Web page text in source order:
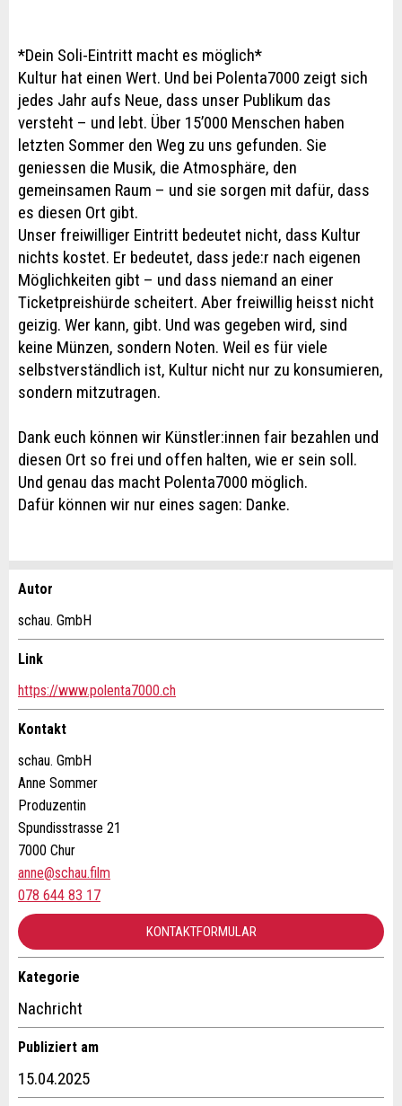
*Dein Soli-Eintritt macht es möglich*
Kultur hat einen Wert. Und bei Polenta7000 zeigt sich
jedes Jahr aufs Neue, dass unser Publikum das
versteht – und lebt. Über 15’000 Menschen haben
letzten Sommer den Weg zu uns gefunden. Sie
geniessen die Musik, die Atmosphäre, den
gemeinsamen Raum – und sie sorgen mit dafür, dass
es diesen Ort gibt.
Unser freiwilliger Eintritt bedeutet nicht, dass Kultur
nichts kostet. Er bedeutet, dass jede:r nach eigenen
Möglichkeiten gibt – und dass niemand an einer
Ticketpreishürde scheitert. Aber freiwillig heisst nicht
geizig. Wer kann, gibt. Und was gegeben wird, sind
keine Münzen, sondern Noten. Weil es für viele
selbstverständlich ist, Kultur nicht nur zu konsumieren,
sondern mitzutragen.
Dank euch können wir Künstler:innen fair bezahlen und
diesen Ort so frei und offen halten, wie er sein soll.
Und genau das macht Polenta7000 möglich.
Dafür können wir nur eines sagen: Danke.
Anzeige beanstanden
Ihr Feedback wird sehr geschätzt!
Allgemeines Feedback
Anzeige nicht mehr gültig
Nachricht
Anzeige weiterempfehlen
Empfehlen Sie diese Anzeige an Freunde weiter.
* Eingabe erforderlich
ANZEIGE WEITEREMPFEHLEN
Schliessen
Autor
schau. GmbH
Link
https://www.polenta7000.ch
Kontakt
schau. GmbH
Anne Sommer
Produzentin
Spundisstrasse 21
7000 Chur
anne@schau.film
078 644 83 17
KONTAKTFORMULAR
Kontakt
Verfassen Sie eine Nachricht für die Kontaktpersonen dieser
Kategorie
Nachricht
Publiziert am
15.04.2025